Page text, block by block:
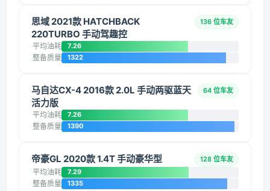
思域 2021款 HATCHBACK
220TURBO 手动驾趣控
136 位车友
平均油耗 7.26
整备质量 1322
马自达CX-4 2016款 2.0L 手动两驱蓝天
活力版
64 位车友
平均油耗 7.26
整备质量 1390
帝豪GL 2020款 1.4T 手动豪华型 128 位车友
平均油耗 7.29
整备质量 1335